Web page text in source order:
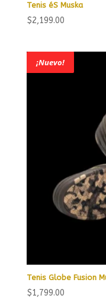
Tenis éS Muska
$2,199.00
¡Nuevo!
Tenis Globe Fusion
$1,799.00